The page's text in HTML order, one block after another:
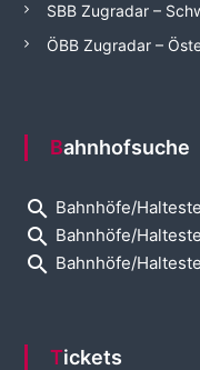
SBB Zugradar –
ÖBB Zugradar –
Bahnhofsuche
search Bahnhöfe/
search Bahnhöfe/
search Bahnhöfe/
Tickets